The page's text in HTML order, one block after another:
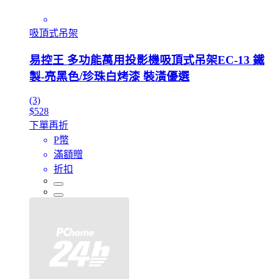
吸頂式吊架
易控王 多功能萬用投影機吸頂式吊架EC-13 鐵
製-亮黑色/珍珠白烤漆 裝潢優選
(3)
$528
下單再折
P幣
滿額贈
折扣